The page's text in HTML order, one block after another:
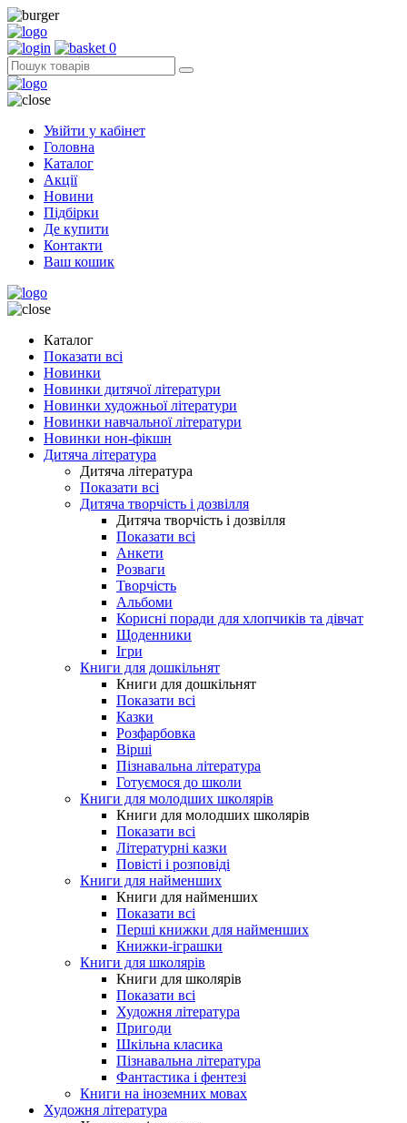
0
Увійти у кабінет
Головна
Каталог
Акції
Новини
Підбірки
Де купити
Контакти
Ваш кошик
Каталог
Показати всі
Новинки
Новинки дитячої літератури
Новинки художньої літератури
Новинки навчальної літератури
Новинки нон-фікшн
Дитяча література
Дитяча література
Показати всі
Дитяча творчість і дозвілля
Дитяча творчість і дозвілля
Показати всі
Анкети
Розваги
Творчість
Альбоми
Корисні поради для хлопчиків та дівчат
Щоденники
Ігри
Книги для дошкільнят
Книги для дошкільнят
Показати всі
Казки
Розфарбовка
Вірші
Пізнавальна література
Готуємося до школи
Книги для молодших школярів
Книги для молодших школярів
Показати всі
Літературні казки
Повісті і розповіді
Книги для найменших
Книги для найменших
Показати всі
Перші книжки для найменших
Книжки-іграшки
Книги для школярів
Книги для школярів
Показати всі
Художня література
Пригоди
Шкільна класика
Пізнавальна література
Фантастика і фентезі
Книги на іноземних мовах
Художня література